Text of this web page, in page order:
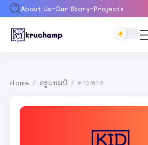
About Us Our Story Projects
Home / ครูแชมป์ / ดาวหาง